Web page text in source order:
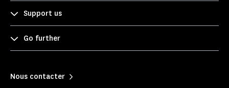
Support us
Go further
Nous contacter